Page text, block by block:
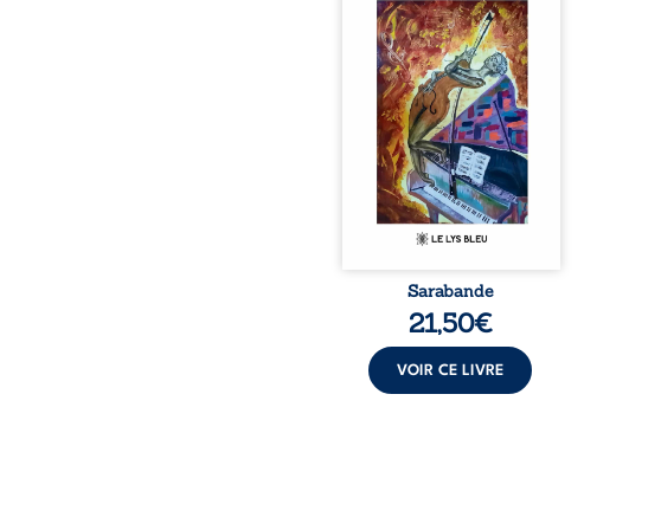
bienveillante de la lune, Rêves,
pensées, révoltes et espoirs…
Des mots s’assemblent, colorés,
rebelles aux règles de la
poésie, mais chantant en
rythme. Ils forment une
sarabande, passionnée souvent,
Sarabande
21,50€
VOIR CE LIVRE